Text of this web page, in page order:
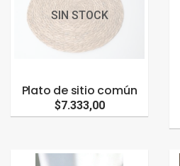
SIN STOCK
Plato de sitio común
$7.333,00